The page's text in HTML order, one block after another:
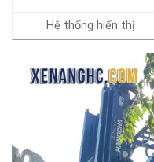
Hệ thống hiển thị